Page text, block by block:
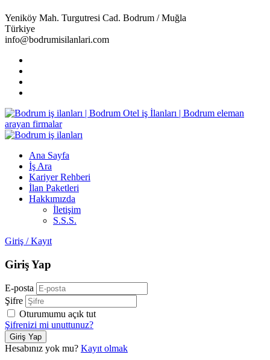
Yeniköy Mah. Turgutresi Cad. Bodrum / Muğla
Türkiye
info@bodrumisilanlari.com
Ana Sayfa
İş Ara
Kariyer Rehberi
İlan Paketleri
Hakkımızda
İletişim
S.S.S.
Giriş / Kayıt
Giriş Yap
E-posta
Şifre
Oturumumu açık tut
Şifrenizi mi unuttunuz?
Hesabınız yok mu? Kayıt olmak